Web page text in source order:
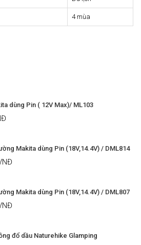
4 mùa
dùng Pin ( 12V Max)/ ML103
Makita dùng Pin (18V,14.4V) / DML814
Makita dùng Pin (18V,14.4V) / DML807
đổ dầu Naturehike Glamping